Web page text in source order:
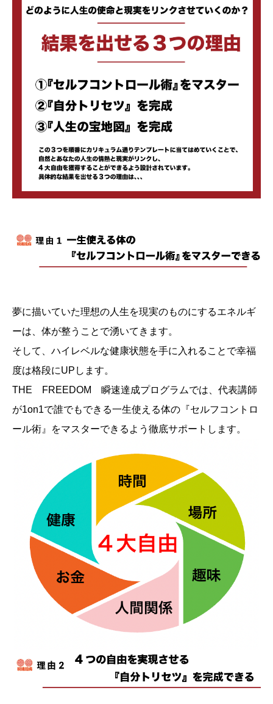
夢に描いていた理想の人生を現実のものにするエネルギ
ーは、体が整うことで湧いてきます。
そして、ハイレベルな健康状態を手に入れることで幸福
度は格段にUPします。
THE FREEDOM 瞬速達成プログラムでは、代表講師
が1on1で誰でもできる一生使える体の『セルフコントロ
ール術』をマスターできるよう徹底サポートします。